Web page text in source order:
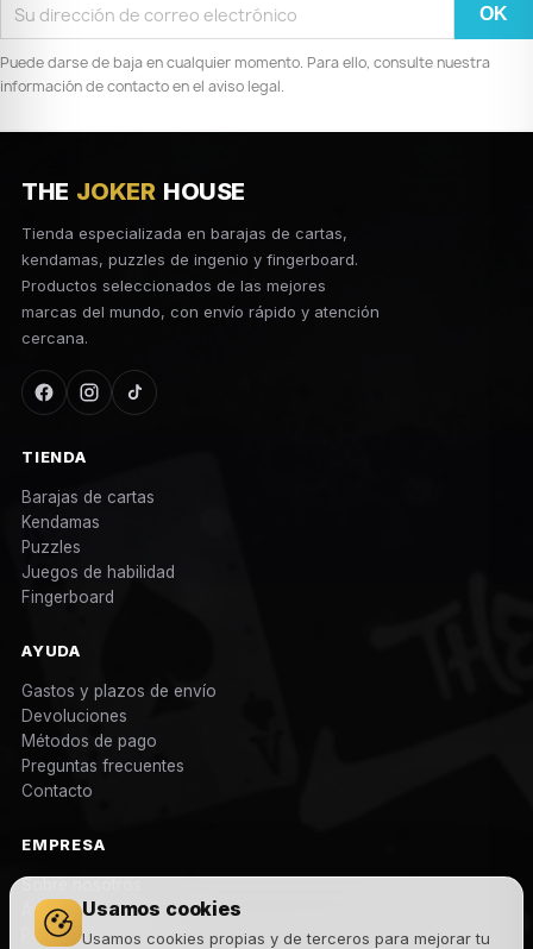
Usamos cookies
Usamos cookies propias y de terceros para mejorar tu
Puede darse de baja en cualquier momento. Para ello, consulte nuestra
información de contacto en el aviso legal.
THE JOKER HOUSE
Tienda especializada en barajas de cartas,
kendamas, puzzles de ingenio y fingerboard.
Productos seleccionados de las mejores
marcas del mundo, con envío rápido y atención
cercana.
TIENDA
Barajas de cartas
Kendamas
Puzzles
Juegos de habilidad
Fingerboard
AYUDA
Gastos y plazos de envío
Devoluciones
Métodos de pago
Preguntas frecuentes
Contacto
EMPRESA
Aviso legal
Política de privacidad